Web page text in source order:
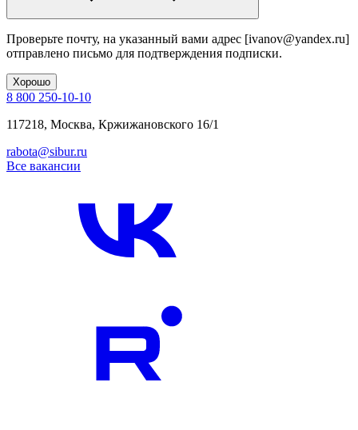
Проверьте почту, на указанный вами адрес [ivanov@yandex.ru]
отправлено письмо для подтверждения подписки.
Хорошо
8 800 250-10-10
117218, Москва, Кржижановского 16/1
rabota@sibur.ru
Все вакансии